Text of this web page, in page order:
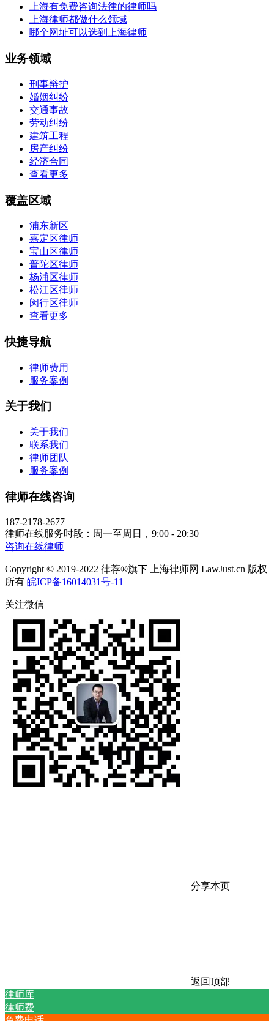
上海有免费咨询法律的律师吗
上海律师都做什么领域
哪个网址可以选到上海律师
业务领域
刑事辩护
婚姻纠纷
交通事故
劳动纠纷
建筑工程
房产纠纷
经济合同
查看更多
覆盖区域
浦东新区
嘉定区律师
宝山区律师
普陀区律师
杨浦区律师
松江区律师
闵行区律师
查看更多
快捷导航
律师费用
服务案例
关于我们
关于我们
联系我们
律师团队
服务案例
律师在线咨询
187-2178-2677
律师在线服务时段：周一至周日，9:00 - 20:30
咨询在线律师
Copyright © 2019-2022 律荐®旗下 上海律师网 LawJust.cn 版权
所有 皖ICP备16014031号-11
关注微信
分享本页
返回顶部
律师库
律师费